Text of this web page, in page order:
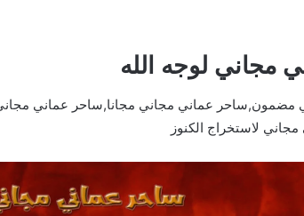
مجاني لوجه الله
مضمون,ساحر عماني مجاني مجانا,ساحر عماني
لاستخراج الكنوز